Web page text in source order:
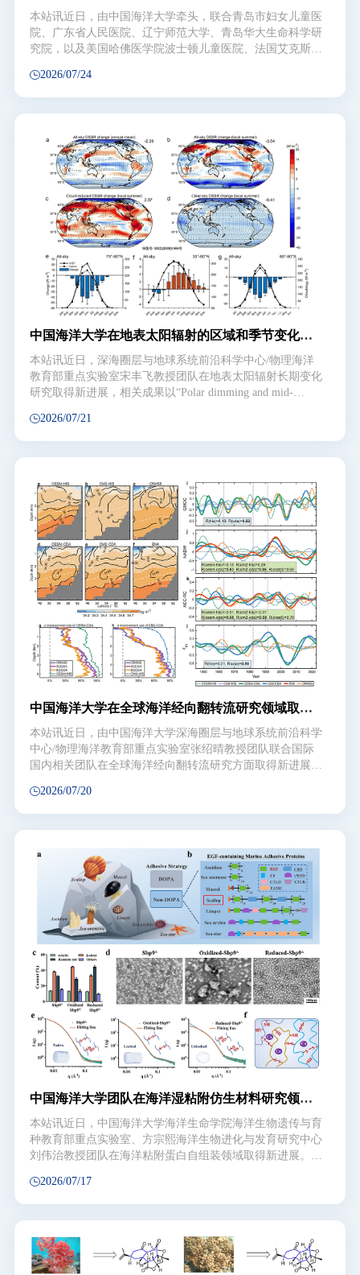
本站讯近日，由中国海洋大学牵头，联合青岛市妇女儿童医
院、广东省人民医院、辽宁师范大学、青岛华大生命科学研
究院，以及美国哈佛医学院波士顿儿童医院、法国艾克斯-
化图谱（HEART；Heart Evolution Atlas: a Repertoire across
Tree-of-life）”大科学计划取得重要进展，研究成果在
Science期刊上以First Release形式在线发表了题为“Spatially
trajectory of animal hearts”（空间分辨单细胞图谱揭示动物
心脏的宏观演化蓝图）的研究论文。这是中国海洋大学大生
命学科首次在Science正刊以Research article形式发表研究成
果，标志着学校在生命科学基础生物学前沿领域取得了具有
里程碑意义的重大突破。 心脏是复杂动物生命崛起历程
中的关键演化创新之一。长期以来，心脏研究高度集中于斑
马鱼、小鼠等少数模式动物及人类自身，而对占动物界绝大
2026/07/24
中国海洋大学在地表太阳辐射的区域和季节变化研
究方面取得新进展
本站讯近日，深海圈层与地球系统前沿科学中心/物理海洋
教育部重点实验室宋丰飞教授团队在地表太阳辐射长期变化
研究取得新进展，相关成果以“Polar dimming and mid-
极地变暗和中纬度变亮》）为题，发表在National Science
Review （《国家科学评论》，NSR）期刊。研究发现全球
变暖下地表向下太阳短波辐射变化的空间和季节分布呈现显
著。图1. 高排放情境下DSSR变化的空间分布及季节特征。
模拟预估（a）年平均和（b）夏季DSSR未来变化的空间分
布；夏季DSSR的（c）云所致分量和（d）晴空分量变化；
（e）北极，（f）北半球中纬度和（g）南极DSSR的季节循
环变化。地表向下太阳短波辐射（DSSR）是地表能量收支
的重要组成部分，不仅调节地表温度、蒸发和冰雪融化等气
候过程，也是影响太阳能资源变化的关键因素。前人研究已
经指出，未来全球平均DSSR在高排放情景下将继续减弱。
相比于全球平均，DSSR的区域和季节变化影响更为重
2026/07/21
中国海洋大学在全球海洋经向翻转流研究领域取得
新进展
本站讯近日，由中国海洋大学深海圈层与地球系统前沿科学
中心/物理海洋教育部重点实验室张绍晴教授团队联合国际
国内相关团队在全球海洋经向翻转流研究方面取得新进展。
层耦合再分析数据集，揭示了过去80年发生的火山爆发事件
会在全球海洋经向翻转流上打下深刻的烙印，从而影响后续
几十年的气候变率。Nature Communications期刊以“The
Imprinted by Historic Volcano Eruptions（《耦合再分析揭示
全球海洋经向翻转流对火山事件的深刻印记》）”为题，对
成果进行在线报道。全球海洋经向翻转环流（GMOC）是承
载全球上层海洋与深层海洋、热带与极地海域物质能量循环
的 “主动脉”。大量研究表明，GMOC对全球及区域气候均
有重要影响。然而，由于模式和观测系统的不完备，人们对
GMOC历史演变的认识，一直处于比较模糊的状态。目前，
将大气海洋观测信息融入多圈层耦合模式是重建地球气候系
统历史状态的有效途径
2026/07/20
中国海洋大学团队在海洋湿粘附仿生材料研究领域
取得新进展
本站讯近日，中国海洋大学海洋生命学院海洋生物遗传与育
种教育部重点实验室、方宗熙海洋生物进化与发育研究中心
刘伟治教授团队在海洋粘附蛋白自组装领域取得新进展。针
组装机制不清晰等问题，研究团队同香港城市大学和中国科
学院上海高等研究院相关团队合作，交叉利用生物物理学、
计算生物学和材料科学技术手段，多尺度阐明了非多巴依赖
型海洋粘附蛋白实现牢固水下粘附的新机制。研究发现二硫
键可作为“共价贴纸”驱动海洋粘附蛋白层级自组装，而酪氨
酸像“分子拉链”介导快速水下吸附。相关成果先后发表在综
2026/07/17